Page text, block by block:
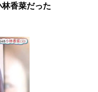
香菜だった